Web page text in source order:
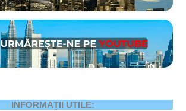
INFORMAȚII UTILE: